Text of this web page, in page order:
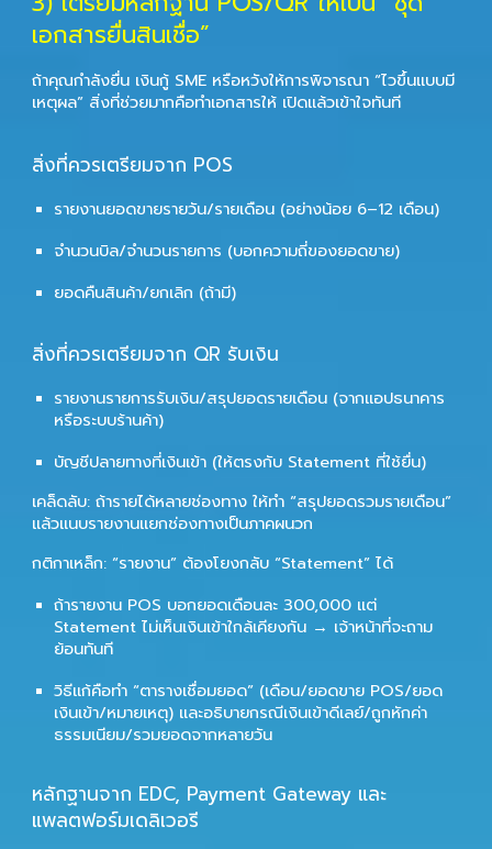
เอกสารยื่นสินเชื่อ”
ถ้าคุณกำลังยื่น เงินกู้ SME หรือหวังให้การพิจารณา “ไวขึ้นแบบมี
เหตุผล” สิ่งที่ช่วยมากคือทำเอกสารให้ เปิดแล้วเข้าใจทันที
สิ่งที่ควรเตรียมจาก POS
รายงานยอดขายรายวัน/รายเดือน (อย่างน้อย 6–12 เดือน)
จำนวนบิล/จำนวนรายการ (บอกความถี่ของยอดขาย)
ยอดคืนสินค้า/ยกเลิก (ถ้ามี)
สิ่งที่ควรเตรียมจาก QR รับเงิน
รายงานรายการรับเงิน/สรุปยอดรายเดือน (จากแอปธนาคาร
หรือระบบร้านค้า)
บัญชีปลายทางที่เงินเข้า (ให้ตรงกับ Statement ที่ใช้ยื่น)
เคล็ดลับ: ถ้ารายได้หลายช่องทาง ให้ทำ “สรุปยอดรวมรายเดือน”
แล้วแนบรายงานแยกช่องทางเป็นภาคผนวก
กติกาเหล็ก: “รายงาน” ต้องโยงกลับ “Statement” ได้
ถ้ารายงาน POS บอกยอดเดือนละ 300,000 แต่
Statement ไม่เห็นเงินเข้าใกล้เคียงกัน → เจ้าหน้าที่จะถาม
ย้อนทันที
วิธีแก้คือทำ “ตารางเชื่อมยอด” (เดือน/ยอดขาย POS/ยอด
เงินเข้า/หมายเหตุ) และอธิบายกรณีเงินเข้าดีเลย์/ถูกหักค่า
ธรรมเนียม/รวมยอดจากหลายวัน
หลักฐานจาก EDC, Payment Gateway และ
แพลตฟอร์มเดลิเวอรี